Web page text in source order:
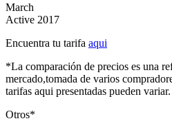
March
Active 2017
Encuentra tu tarifa aqui
*La comparación de precios es una
mercado,tomada de varios
tarifas aqui presentadas pueden variar.
Otros*